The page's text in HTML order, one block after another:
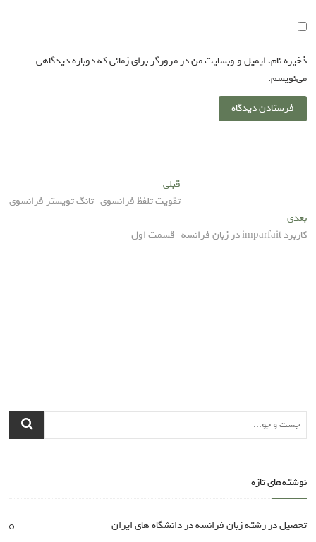
ذخیره نام، ایمیل و وبسایت من در مرورگر برای زمانی که دوباره دیدگاهی
می‌نویسم.
نوشته
قبلیPrevious
post:
تقویت تلفظ فرانسوی | تانگ تویستر فرانسوی
بعدیNext
post:کاربرد imparfait در زبان فرانسه | قسمت اول
نوشته‌های تازه
تحصیل در رشته زبان فرانسه در دانشگاه های ایران